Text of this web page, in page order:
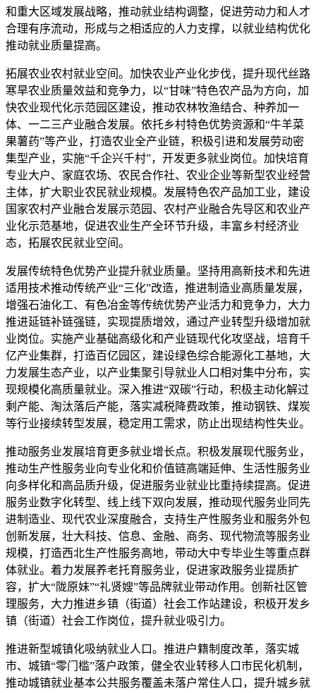
和重大区域发展战略，推动就业结构调整，促进劳动力和人才
合理有序流动，形成与之相适应的人力支撑，以就业结构优化
推动就业质量提高。
拓展农业农村就业空间。加快农业产业化步伐，提升现代丝路
寒旱农业质量效益和竞争力，以“甘味”特色农产品为方向，加
快农业现代化示范园区建设，推动农林牧渔结合、种养加一
体、一二三产业融合发展。依托乡村特色优势资源和“牛羊菜
果薯药”等产业，打造农业全产业链，积极引进和发展劳动密
集型产业，实施“千企兴千村”，开发更多就业岗位。加快培育
专业大户、家庭农场、农民合作社、农业企业等新型农业经营
主体，扩大职业农民就业规模。发展特色农产品加工业，建设
国家农村产业融合发展示范园、农村产业融合先导区和农业产
业化示范基地，促进农业生产全环节升级，丰富乡村经济业
态，拓展农民就业空间。
发展传统特色优势产业提升就业质量。坚持用高新技术和先进
适用技术推动传统产业“三化”改造，推进制造业高质量发展，
增强石油化工、有色冶金等传统优势产业活力和竞争力，大力
推进延链补链强链，实现提质增效，通过产业转型升级增加就
业岗位。实施产业基础高级化和产业链现代化攻坚战，培育千
亿产业集群，打造百亿园区，建设绿色综合能源化工基地，大
力发展生态产业，以产业集聚引导就业人口相对集中分布，实
现规模化高质量就业。深入推进“双碳”行动，积极主动化解过
剩产能、淘汰落后产能，落实减税降费政策，推动钢铁、煤炭
等行业接续转型发展，稳定用工需求，防止出现结构性失业。
推动服务业发展培育更多就业增长点。积极发展现代服务业，
推动生产性服务业向专业化和价值链高端延伸、生活性服务业
向多样化和高品质升级，促进服务业就业比重持续提高。促进
服务业数字化转型、线上线下双向发展，推动现代服务业同先
进制造业、现代农业深度融合，支持生产性服务业和服务外包
创新发展，壮大科技、信息、金融、商务、现代物流等服务业
规模，打造西北生产性服务高地，带动大中专毕业生等重点群
体就业。着力发展养老托育服务业，促进家政服务业提质扩
容，扩大“陇原妹”“礼贤嫂”等品牌就业带动作用。创新社区管
理服务，大力推进乡镇（街道）社会工作站建设，积极开发乡
镇（街道）社会工作岗位，提升就业吸引力。
推进新型城镇化吸纳就业人口。推进户籍制度改革，落实城
市、城镇“零门槛”落户政策，健全农业转移人口市民化机制，
推动城镇就业基本公共服务覆盖未落户常住人口，提升城乡就